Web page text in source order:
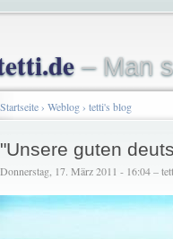
– Man
Startseite› Weblog› tetti's blog
"Unsere guten
Donnerstag, 17. März 2011 - 16:04 –